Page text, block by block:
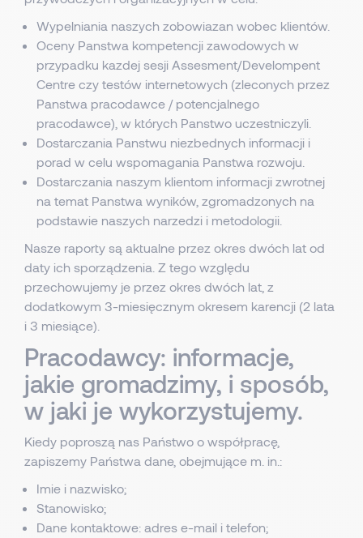
Wypelniania naszych zobowiazan wobec klientów.
Oceny Panstwa kompetencji zawodowych w
przypadku kazdej sesji Assesment/Develompent
Centre czy testów internetowych (zleconych przez
Panstwa pracodawce / potencjalnego
pracodawce), w których Panstwo uczestniczyli.
Dostarczania Panstwu niezbednych informacji i
porad w celu wspomagania Panstwa rozwoju.
Dostarczania naszym klientom informacji zwrotnej
na temat Panstwa wyników, zgromadzonych na
podstawie naszych narzedzi i metodologii.
Nasze raporty są aktualne przez okres dwóch lat od
daty ich sporządzenia. Z tego względu
przechowujemy je przez okres dwóch lat, z
dodatkowym 3-miesięcznym okresem karencji (2 lata
i 3 miesiące).
Pracodawcy: informacje,
jakie gromadzimy, i sposób,
w jaki je wykorzystujemy.
Kiedy poproszą nas Państwo o współpracę,
zapiszemy Państwa dane, obejmujące m. in.:
Imie i nazwisko;
Stanowisko;
Dane kontaktowe: adres e-mail i telefon;